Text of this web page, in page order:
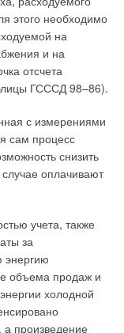
этого необходимо
на
и на
отсчета
ГСССД 98–86).
с измерениями
сам процесс
снизить
оплачивают
учета, также
за
энергию
объема продаж и
холодной
произведение